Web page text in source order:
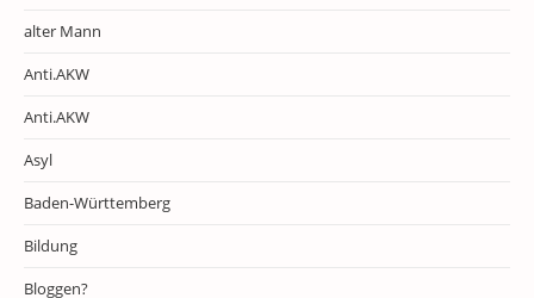
alter Mann
Anti.AKW
Anti.AKW
Asyl
Baden-Württemberg
Bildung
Bloggen?